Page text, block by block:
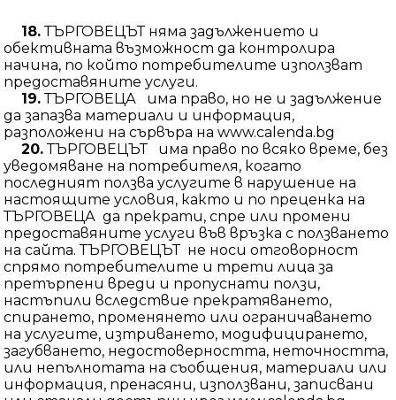
18.ТЪРГОВЕЦЪТ няма задължението и
обективната възможност да контролира
начина, по който потребителите използват
предоставяните услуги.
19.ТЪРГОВЕЦА има право, но не и задължение
да запазва материали и информация,
разположени на сървъра на www.calenda.bg
20.ТЪРГОВЕЦЪТ има право по всяко време, без
уведомяване на потребителя, когато
последният ползва услугите в нарушение на
настоящите условия, както и по преценка на
ТЪРГОВЕЦА да прекрати, спре или промени
предоставяните услуги във връзка с ползването
на сайта. ТЪРГОВЕЦЪТ не носи отговорност
спрямо потребителите и трети лица за
претърпени вреди и пропуснати ползи,
настъпили вследствие прекратяването,
спирането, променянето или ограничаването
на услугите, изтриването, модифицирането,
загубването, недостоверността, неточността,
или непълнотата на съобщения, материали или
информация, пренасяни, използвани, записвани